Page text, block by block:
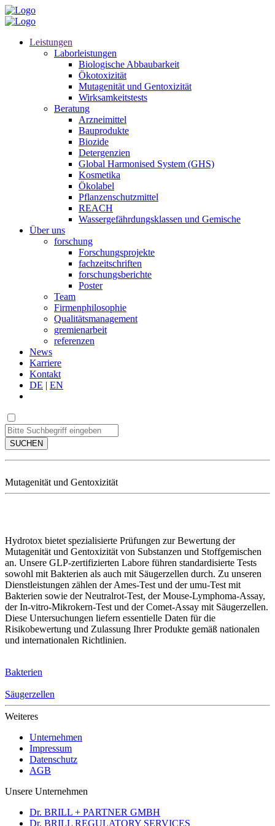
Leistungen
Laborleistungen
Biologische Abbaubarkeit
Ökotoxizität
Mutagenität und Gentoxizität
Wirksamkeitstests
Beratung
Arzneimittel
Bauprodukte
Biozide
Detergenzien
Global Harmonised System (GHS)
Kosmetika
Ökolabel
Pflanzenschutzmittel
REACH
Wassergefährdungsklassen und Gemische
Über uns
forschung
Forschungsprojekte
fachzeitschriften
forschungsberichte
Poster
Team
Firmenphilosophie
Qualitätsmanagement
gremienarbeit
referenzen
News
Karriere
Kontakt
DE | EN
SUCHEN
Mutagenität und Gentoxizität
Hydrotox bietet spezialisierte Prüfungen zur Bewertung der
Mutagenität und Gentoxizität von Substanzen und Stoffgemischen
an. Unsere GLP-zertifizierten Labore führen standardisierte Tests
sowohl mit Bakterien als auch mit Säugerzellen durch. Zu unseren
Dienstleistungen zählen der Ames-Test und der umu-Test mit
Bakterien sowie der Neutralrot-Test, der Mouse-Lymphoma-Assay,
der In-vitro-Mikrokern-Test und der Comet-Assay mit Säugerzellen.
Diese Untersuchungen liefern essentielle Daten für die
Risikobewertung und Zulassung Ihrer Produkte gemäß nationalen
und internationalen Richtlinien.
Bakterien
Säugerzellen
Weiteres
Unternehmen
Impressum
Datenschutz
AGB
Unsere Unternehmen
Dr. BRILL + PARTNER GMBH
Dr. BRILL REGULATORY SERVICES